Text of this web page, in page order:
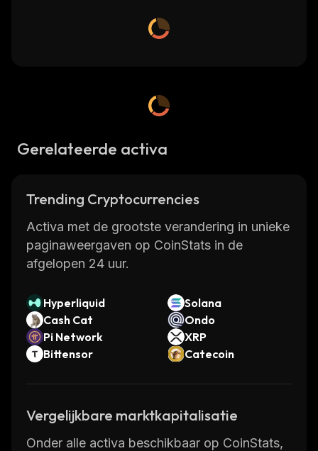
Gerelateerde activa
Trending Cryptocurrencies
Activa met de grootste verandering in unieke
paginaweergaven op CoinStats in de
afgelopen 24 uur.
Hyperliquid
Solana
Cash Cat
Ondo
Pi Network
XRP
Bittensor
Catecoin
Vergelijkbare marktkapitalisatie
Onder alle activa beschikbaar op CoinStats,